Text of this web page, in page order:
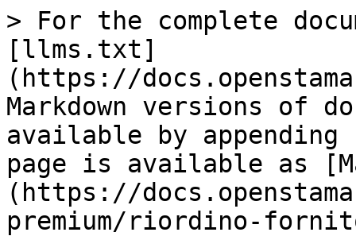
> For the complete
[llms.txt]
(https://
Markdown versions of
available by
page is available as
(https://
premium/riordino-